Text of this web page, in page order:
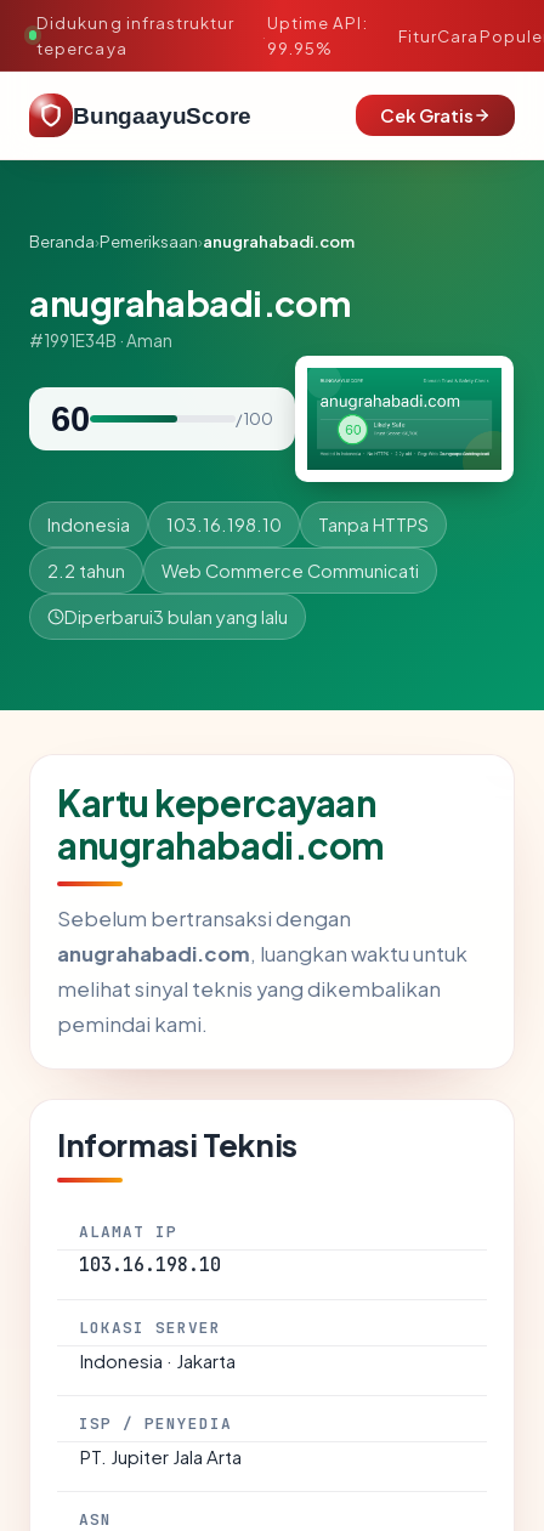
Didukung infrastruktur
tepercaya
·
Uptime API:
99.95%
FiturCara
BungaayuScore Cek Gratis
Beranda›Pemeriksaan›anugrahabadi.com
anugrahabadi.com
#1991E34B · Aman
60 / 100
Indonesia 103.16.198.10 Tanpa HTTPS
2.2 tahun Web Commerce Communicati
Diperbarui3 bulan yang lalu
Kartu kepercayaan
anugrahabadi.com
Sebelum bertransaksi dengan
anugrahabadi.com, luangkan waktu untuk
melihat sinyal teknis yang dikembalikan
pemindai kami.
Informasi Teknis
ALAMAT IP
103.16.198.10
LOKASI SERVER
Indonesia · Jakarta
ISP / PENYEDIA
PT. Jupiter Jala Arta
ASN